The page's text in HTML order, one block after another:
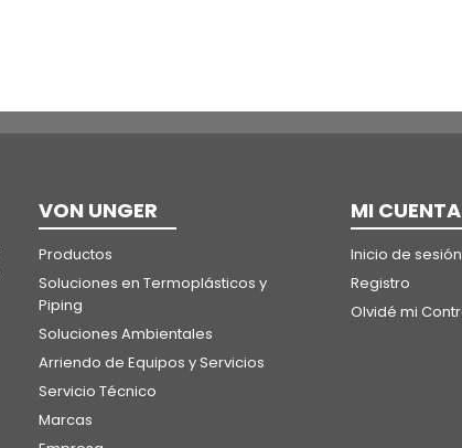
VON UNGER
Productos
Soluciones en Termoplásticos y
Piping
Soluciones Ambientales
Arriendo de Equipos y Servicios
Servicio Técnico
Marcas
MI CUENTA
Inicio de sesión
Registro
Olvidé mi